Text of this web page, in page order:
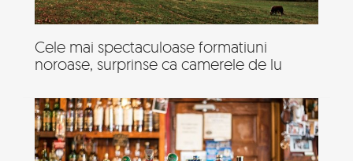
Cele mai spectaculoase formatiuni
noroase, surprinse ca camerele de lu